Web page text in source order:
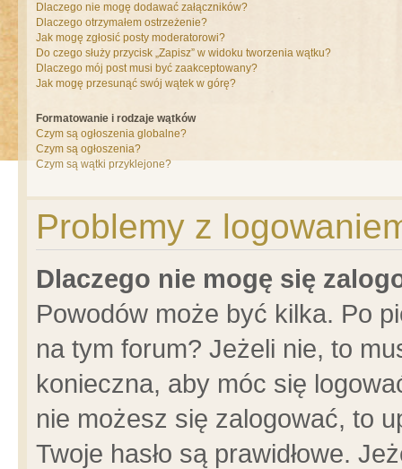
Dlaczego nie mogę dodawać załączników?
Dlaczego otrzymałem ostrzeżenie?
Jak mogę zgłosić posty moderatorowi?
Do czego służy przycisk „Zapisz” w widoku tworzenia wątku?
Dlaczego mój post musi być zaakceptowany?
Jak mogę przesunąć swój wątek w górę?
Formatowanie i rodzaje wątków
Czym są ogłoszenia globalne?
Czym są ogłoszenia?
Czym są wątki przyklejone?
Problemy z
Dlaczego nie mogę się
Powodów może być kilka. Po
na tym forum? Jeżeli nie, to
konieczna, aby móc się
nie możesz się zalogować, to
Twoje hasło są prawidłowe.